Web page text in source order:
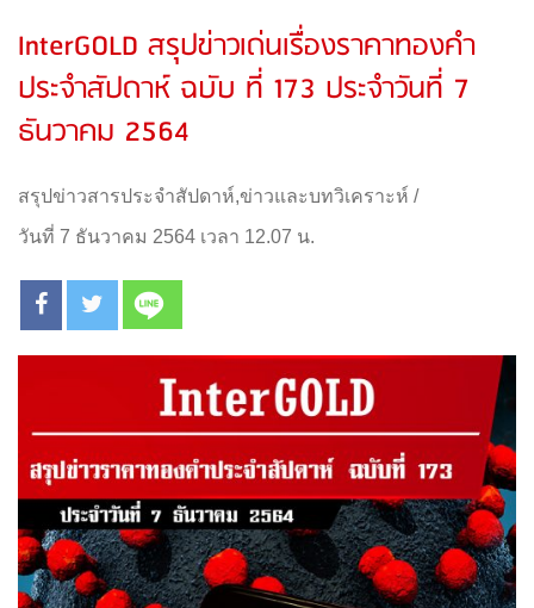
InterGOLD สรุปข่าวเด่นเรื่องราคาทองคำ
ประจำสัปดาห์ ฉบับ ที่ 173 ประจำวันที่ 7
ธันวาคม 2564
สรุปข่าวสารประจำสัปดาห์,ข่าวและบทวิเคราะห์ /
วันที่ 7 ธันวาคม 2564 เวลา 12.07 น.